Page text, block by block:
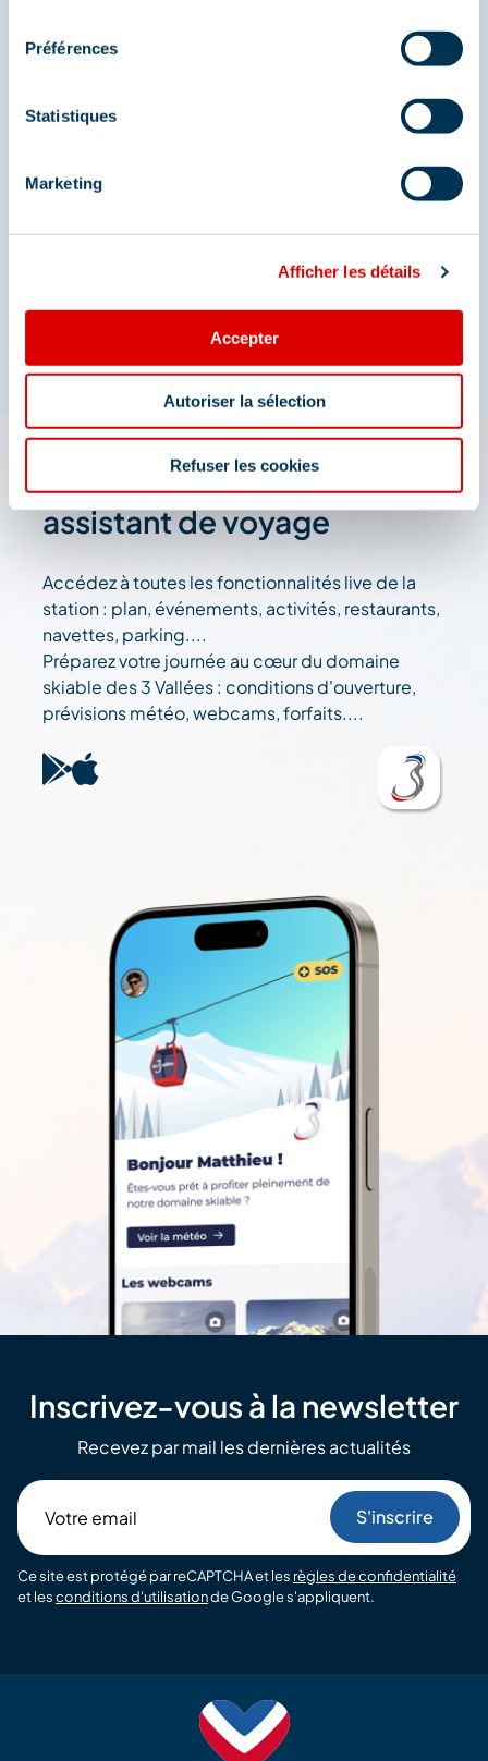
Préférences
Statistiques
Marketing
Afficher les détails
Accepter
Autoriser la sélection
Refuser les cookies
L'appli 3 Vallées : votre
assistant de voyage
Accédez à toutes les fonctionnalités live de la
station : plan, événements, activités, restaurants,
navettes, parking....
Préparez votre journée au cœur du domaine
skiable des 3 Vallées : conditions d'ouverture,
prévisions météo, webcams, forfaits....
Inscrivez-vous à la newsletter
Recevez par mail les dernières actualités
email
Ce site est protégé par reCAPTCHA et les règles de confidentialité
et lesconditions d'utilisationde Google s'appliquent.